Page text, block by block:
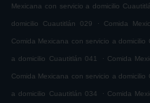
Mexicana con servicio a domicilio
domicilio Cuautitlán 029 . Comida
Comida Mexicana con servicio a domicilio
a domicilio Cuautitlán 041 . Comida
Comida Mexicana con servicio a domicilio
a domicilio Cuautitlán 034 . Comida